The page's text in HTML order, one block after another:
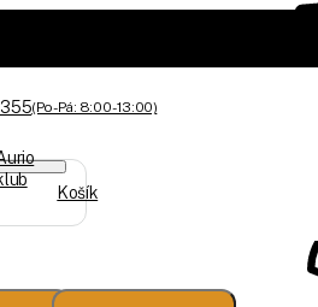
(Po-Pá: 8:00 - 13:00)
Košík